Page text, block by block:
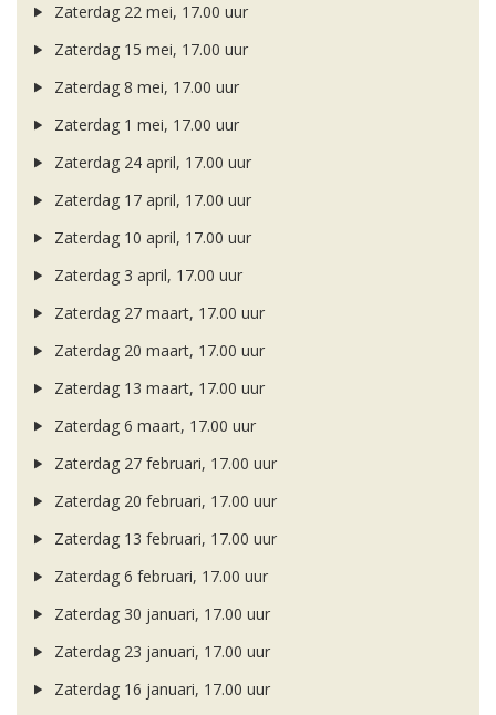
Zaterdag 22 mei, 17.00 uur
Zaterdag 15 mei, 17.00 uur
Zaterdag 8 mei, 17.00 uur
Zaterdag 1 mei, 17.00 uur
Zaterdag 24 april, 17.00 uur
Zaterdag 17 april, 17.00 uur
Zaterdag 10 april, 17.00 uur
Zaterdag 3 april, 17.00 uur
Zaterdag 27 maart, 17.00 uur
Zaterdag 20 maart, 17.00 uur
Zaterdag 13 maart, 17.00 uur
Zaterdag 6 maart, 17.00 uur
Zaterdag 27 februari, 17.00 uur
Zaterdag 20 februari, 17.00 uur
Zaterdag 13 februari, 17.00 uur
Zaterdag 6 februari, 17.00 uur
Zaterdag 30 januari, 17.00 uur
Zaterdag 23 januari, 17.00 uur
Zaterdag 16 januari, 17.00 uur